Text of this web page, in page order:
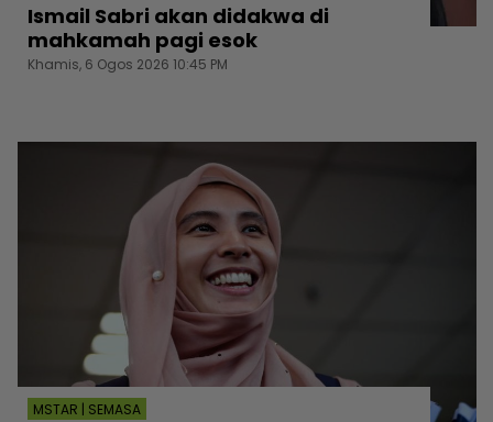
Ismail Sabri akan didakwa di
mahkamah pagi esok
Khamis, 6 Ogos 2026 10:45 PM
MSTAR | SEMASA